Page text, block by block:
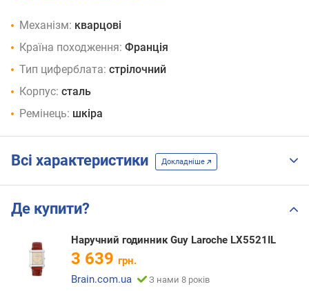
Механізм: кварцові
Країна походження: Франція
Тип циферблата: стрілочний
Корпус: сталь
Ремінець: шкіра
Всі характеристики Докладніше
Де купити?
Наручний годинник Guy Laroche LX5521IL
3 639 грн.
Brain.com.ua
З нами 8 років